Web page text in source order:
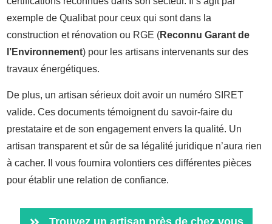
exemple de Qualibat pour ceux qui sont dans la
construction et rénovation ou RGE (Reconnu Garant de
l’Environnement) pour les artisans intervenants sur des
travaux énergétiques.
De plus, un artisan sérieux doit avoir un numéro SIRET
valide. Ces documents témoignent du savoir-faire du
prestataire et de son engagement envers la qualité. Un
artisan transparent et sûr de sa légalité juridique n’aura rien
à cacher. Il vous fournira volontiers ces différentes pièces
pour établir une relation de confiance.
Trouvez un artisan près de chez vous